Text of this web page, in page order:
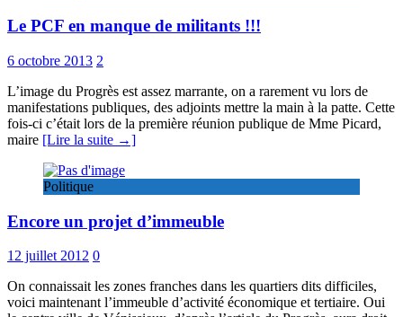
Le PCF en manque de militants !!!
6 octobre 2013 2
L’image du Progrès est assez marrante, on a rarement vu lors de
manifestations publiques, des adjoints mettre la main à la patte. Cette
fois-ci c’était lors de la première réunion publique de Mme Picard,
maire [Lire la suite →]
Politique
Encore un projet d’immeuble
12 juillet 2012 0
On connaissait les zones franches dans les quartiers dits difficiles,
voici maintenant l’immeuble d’activité économique et tertiaire. Oui